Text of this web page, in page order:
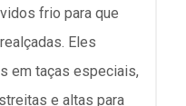
frio para que
Eles
em taças especiais,
e altas para